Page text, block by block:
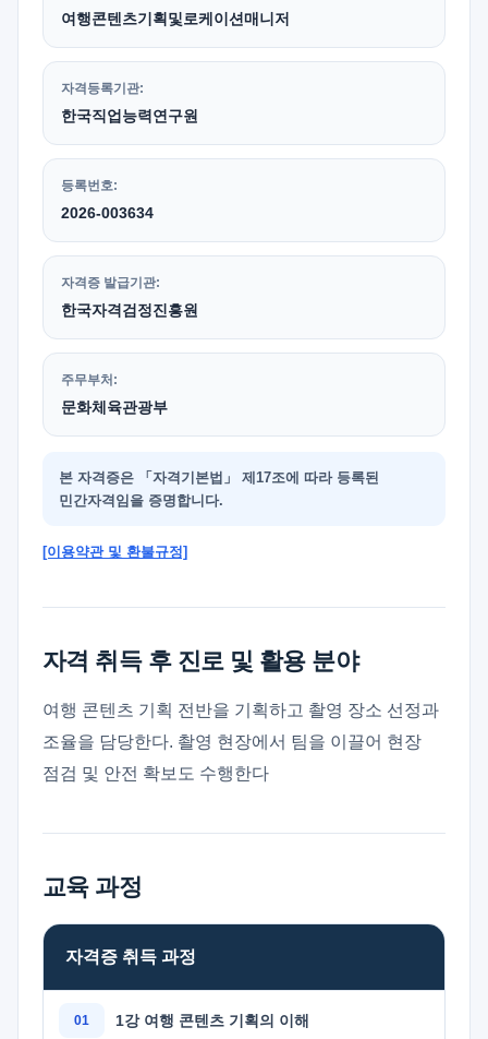
여행콘텐츠기획및로케이션매니저
자격등록기관:
한국직업능력연구원
등록번호:
2026-003634
자격증 발급기관:
한국자격검정진흥원
주무부처:
문화체육관광부
본 자격증은 「자격기본법」 제17조에 따라 등록된
민간자격임을 증명합니다.
[이용약관 및 환불규정]
자격 취득 후 진로 및 활용 분야
여행 콘텐츠 기획 전반을 기획하고 촬영 장소 선정과
조율을 담당한다. 촬영 현장에서 팀을 이끌어 현장
점검 및 안전 확보도 수행한다
교육 과정
자격증 취득 과정
1강 여행 콘텐츠 기획의 이해